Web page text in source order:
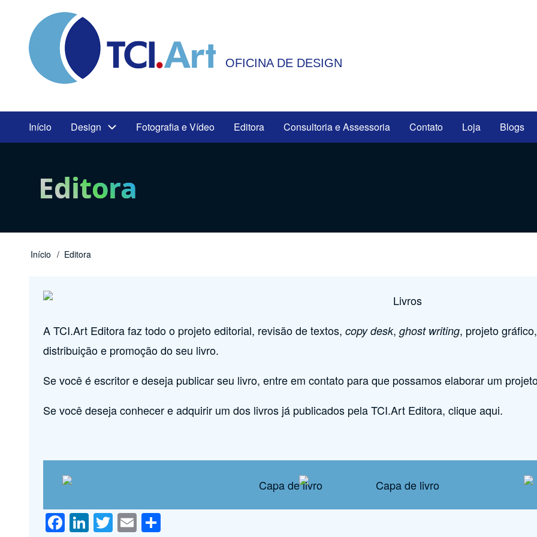
conteúdo
OFICINA DE DESIGN
account
menu
Main
navigation
Início Design Fotografia e Vídeo Editora Consultoria e Assessoria Contato Loja Blogs
Editora
Trilha
de
navegação
Início Editora
A TCI.Art Editora faz todo o projeto editorial, revisão de textos, copy desk, ghost writing, projeto
distribuição e promoção do seu livro.
Se você é escritor e deseja publicar seu livro, entre em contato para que possamos elaborar um
Se você deseja conhecer e adquirir um dos livros já publicados pela TCI.Art Editora, clique aqui.
F Li T E